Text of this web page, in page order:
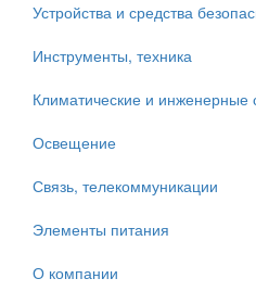
Устройства и средства
Инструменты, техника
Климатические и инженерные
Освещение
Связь, телекоммуникации
Элементы питания
О компании